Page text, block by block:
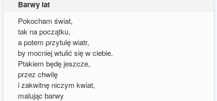
Barwy lat
Pokocham świat,
tak na początku,
a potem przytulę wiatr,
by mocniej wtulić się w ciebie.
Ptakiem będę jeszcze,
przez chwilę
i zakwitnę niczym kwiat,
malując barwy